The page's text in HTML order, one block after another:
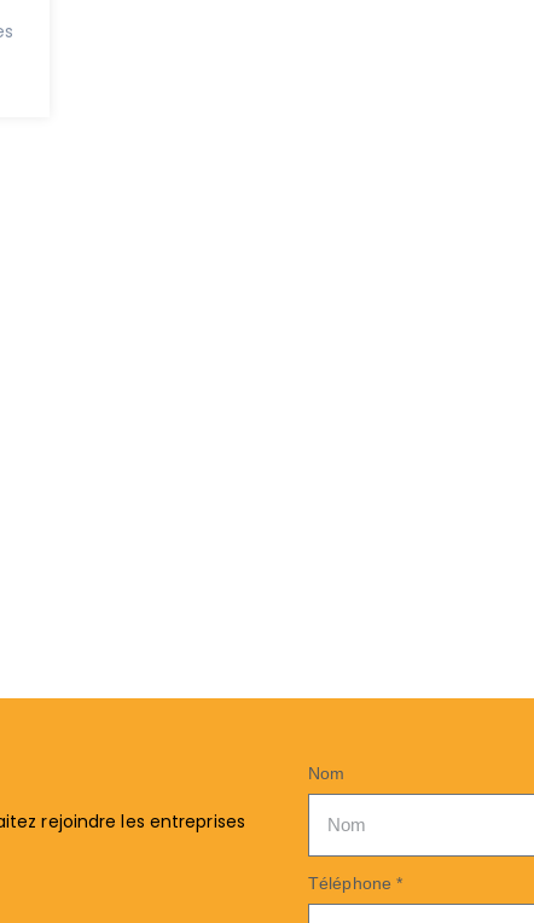
rejoindre les entreprises
Nom
Téléphone *